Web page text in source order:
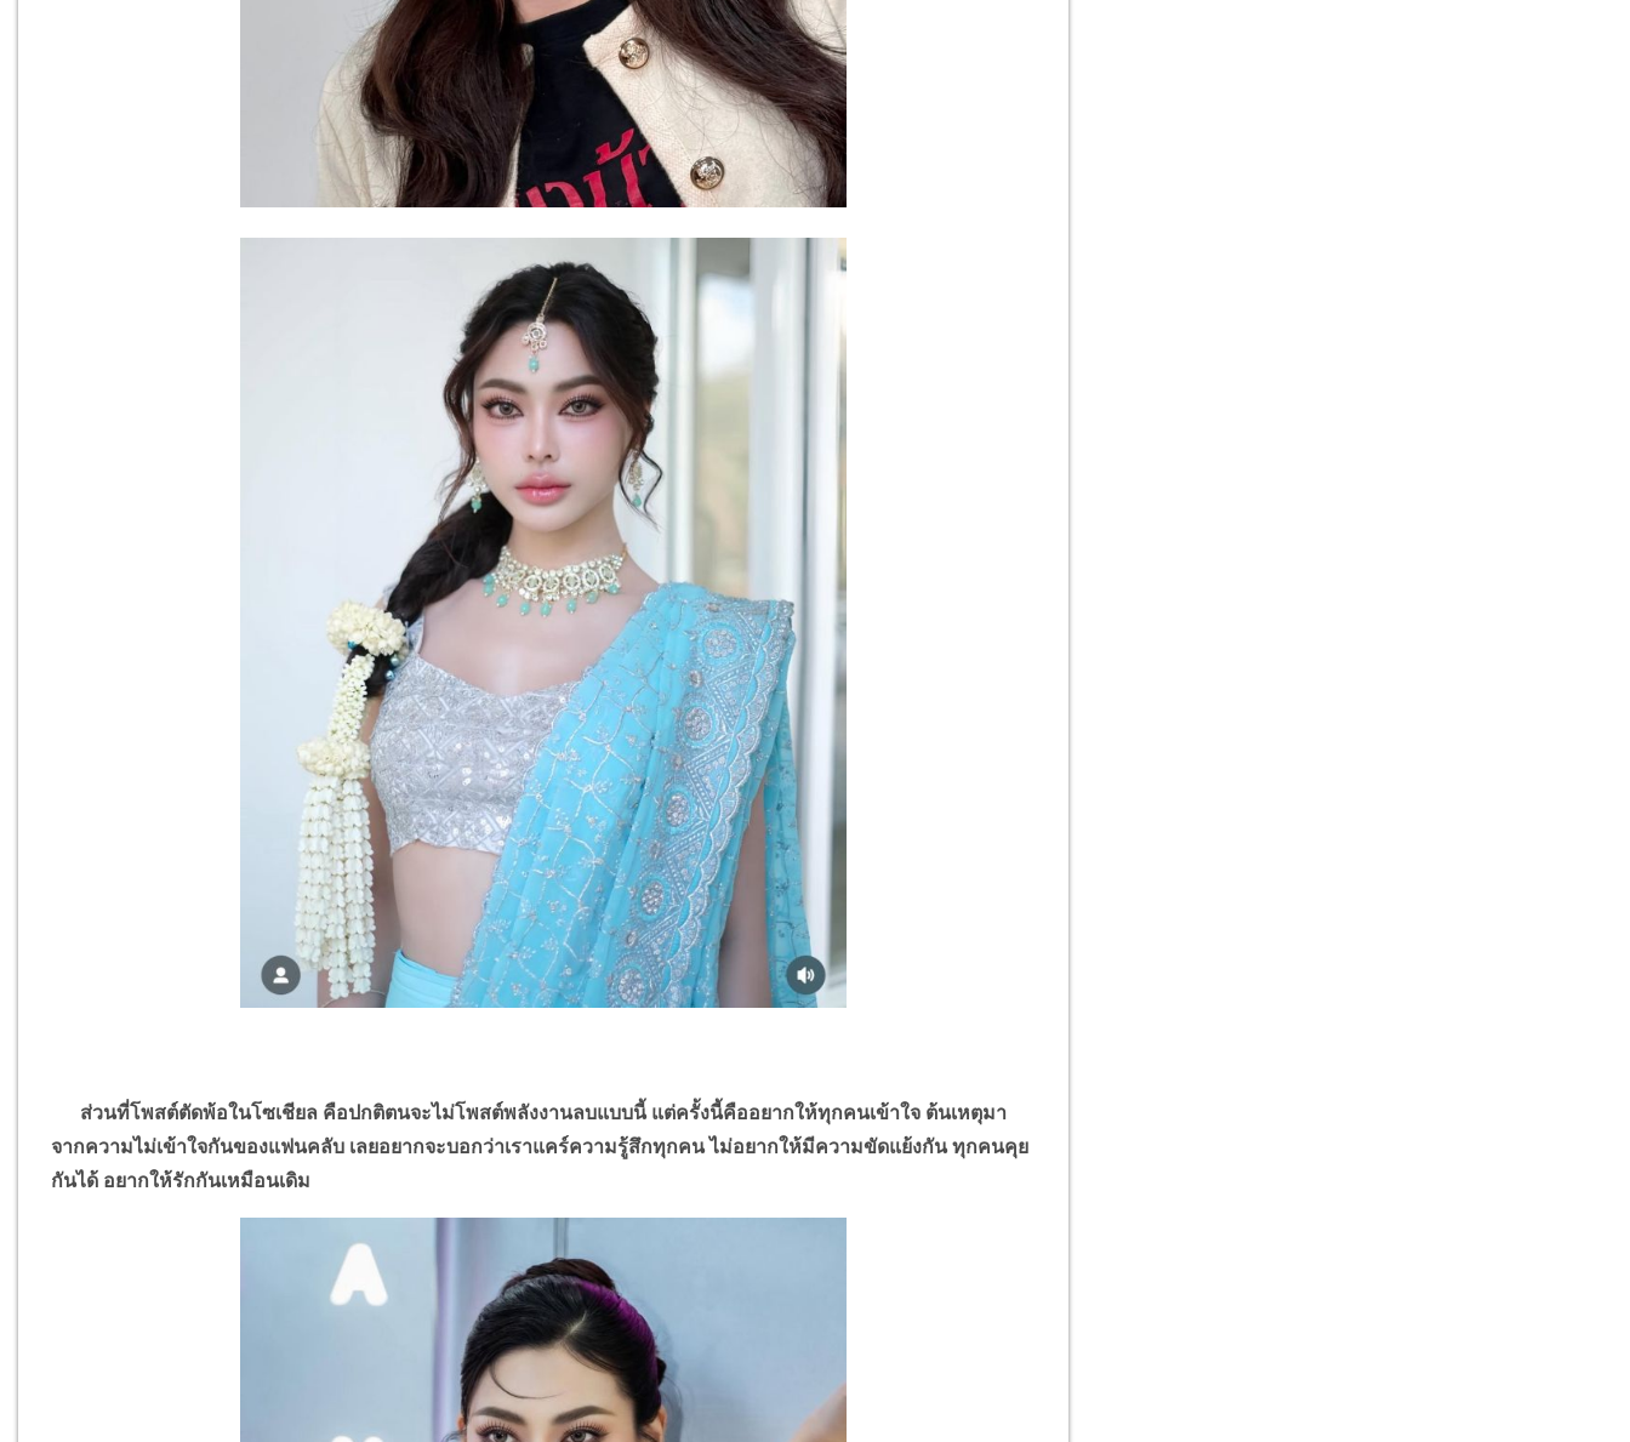
ส่วนที่โพสต์ตัดพ้อในโซเชียล คือปกติตนจะไม่โพสต์พลังงานลบแบบนี้ แต่ครั้งนี้คืออยากให้ทุกคนเข้าใจ ต้นเหตุมา
จากความไม่เข้าใจกันของแฟนคลับ เลยอยากจะบอกว่าเราแคร์ความรู้สึกทุกคน ไม่อยากให้มีความขัดแย้งกัน ทุกคนคุย
กันได้ อยากให้รักกันเหมือนเดิม